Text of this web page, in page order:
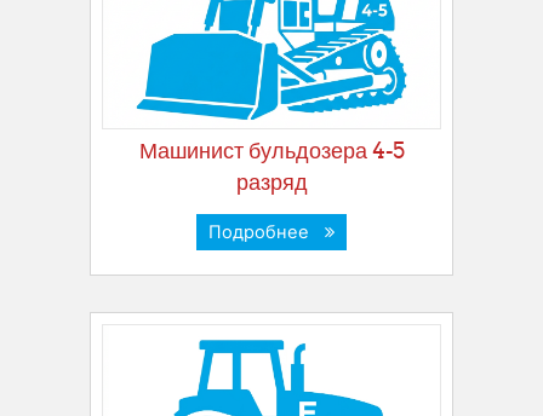
Машинист бульдозера 4-5
разряд
Подробнее